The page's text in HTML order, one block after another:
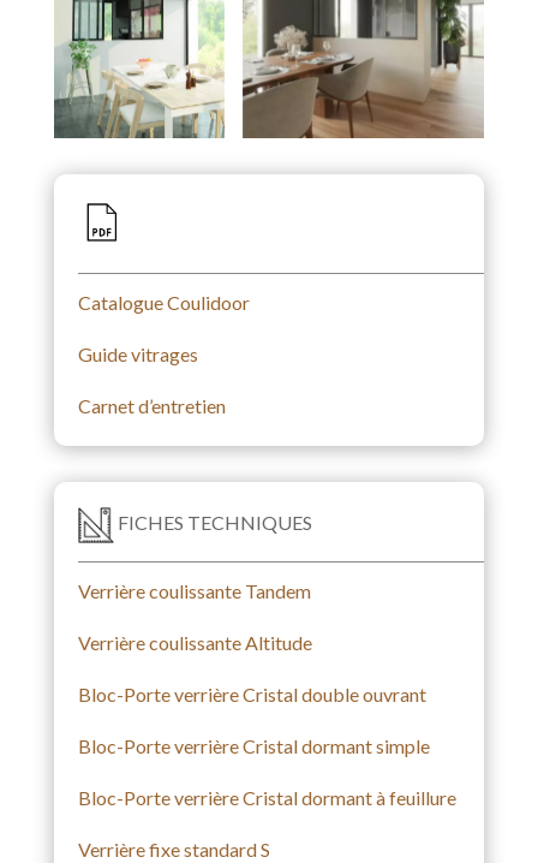
Catalogue Coulidoor
Guide vitrages
Carnet d’entretien
FICHES TECHNIQUES
Verrière coulissante Tandem
Verrière coulissante Altitude
Bloc-Porte verrière Cristal double ouvrant
Bloc-Porte verrière Cristal dormant simple
Bloc-Porte verrière Cristal dormant à feuillure
Verrière fixe standard S